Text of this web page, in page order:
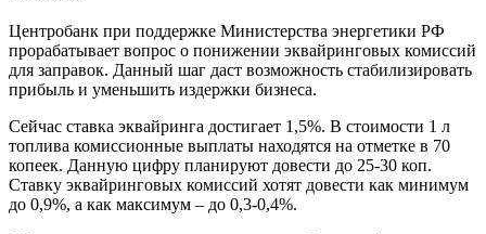
Центробанк при поддержке Министерства энергетики РФ
прорабатывает вопрос о понижении эквайринговых комиссий
для заправок. Данный шаг даст возможность стабилизировать
прибыль и уменьшить издержки бизнеса.
Сейчас ставка эквайринга достигает 1,5%. В стоимости 1 л
топлива комиссионные выплаты находятся на отметке в 70
копеек. Данную цифру планируют довести до 25-30 коп.
Ставку эквайринговых комиссий хотят довести как минимум
до 0,9%, а как максимум – до 0,3-0,4%.